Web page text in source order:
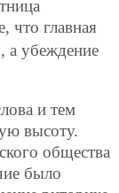
что главная
а убеждение
и тем
высоту.
общества
было